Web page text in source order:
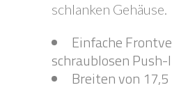
schlanken Gehäuse.
Einfache
schraublosen
Breiten von